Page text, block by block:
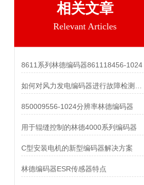
相关文章
Relevant Articles
8611系列林德编码器861118456-1024
850009556-1024分辨率林德编码器
用于辊缝控制的林德4000系列编码器
C型安装电机的新型编码器解决方案
林德编码器ESR传感器特点